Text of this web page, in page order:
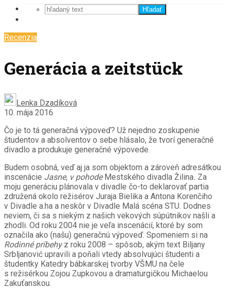
Hľadať
Recenzia
Generácia a zeitstück
Lenka Dzadíková
10. mája 2016
Čo je to tá generačná výpoveď? Už nejedno zoskupenie
študentov a absolventov o sebe hlásalo, že tvorí generačné
divadlo a produkuje generačné výpovede.
Budem osobná, veď aj ja som objektom a zároveň adresátkou
inscenácie Jasne, v pohodeMestského divadla Žilina. Za
moju generáciu plánovala v divadle čo-to deklarovať partia
združená okolo režisérov Juraja Bielika a Antona Korenčiho
v Divadle a.ha a neskôr v Divadle Malá scéna STU. Dodnes
neviem, či sa s niekým z našich vekových súpútnikov našli a
zhodli. Od roku 2004 nie je veľa inscenácií, ktoré by som
označila ako (našu) generačnú výpoveď. Spomeniem si na
Rodinné príbehyz roku 2008 – spôsob, akým text Biljany
Srbljanović upravili a poňali vtedy absolvujúci študenti a
študentky Katedry bábkarskej tvorby VŠMU na čele
s režisérkou Zojou Zupkovou a dramaturgičkou Michaelou
Zakuťanskou.